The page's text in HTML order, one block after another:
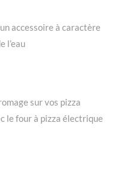
accessoire à caractère
l’eau
sur vos pizza
le four à pizza électrique